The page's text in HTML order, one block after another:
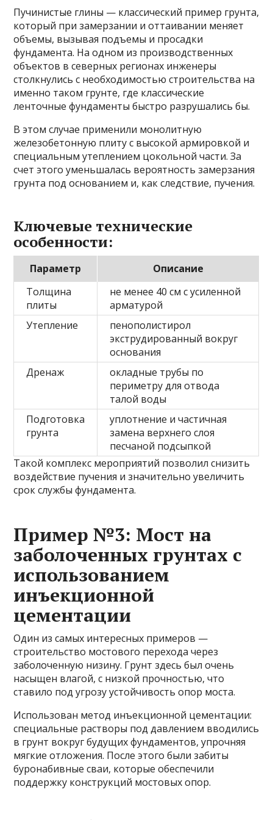
Пучинистые глины — классический пример грунта,
который при замерзании и оттаивании меняет
объемы, вызывая подъемы и просадки
фундамента. На одном из производственных
объектов в северных регионах инженеры
столкнулись с необходимостью строительства на
именно таком грунте, где классические
ленточные фундаменты быстро разрушались бы.
В этом случае применили монолитную
железобетонную плиту с высокой армировкой и
специальным утеплением цокольной части. За
счет этого уменьшалась вероятность замерзания
грунта под основанием и, как следствие, пучения.
Ключевые технические
особенности:
Параметр
Описание
Толщина
плиты
не менее 40 см с усиленной
арматурой
Утепление
пенополистирол
экструдированный вокруг
основания
Дренаж
окладные трубы по
периметру для отвода
талой воды
Подготовка
грунта
уплотнение и частичная
замена верхнего слоя
песчаной подсыпкой
Такой комплекс мероприятий позволил снизить
воздействие пучения и значительно увеличить
срок службы фундамента.
Пример №3: Мост на
заболоченных грунтах с
использованием
инъекционной
цементации
Один из самых интересных примеров —
строительство мостового перехода через
заболоченную низину. Грунт здесь был очень
насыщен влагой, с низкой прочностью, что
ставило под угрозу устойчивость опор моста.
Использован метод инъекционной цементации:
специальные растворы под давлением вводились
в грунт вокруг будущих фундаментов, упрочняя
мягкие отложения. После этого были забиты
буронабивные сваи, которые обеспечили
поддержку конструкций мостовых опор.